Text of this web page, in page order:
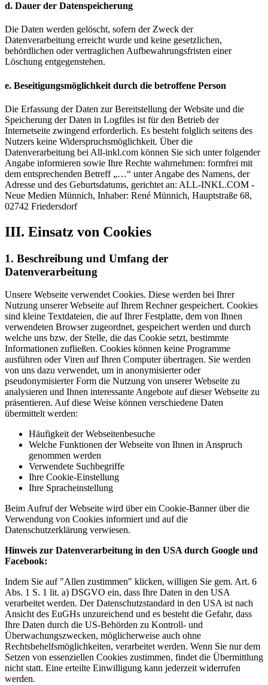
d. Dauer der Datenspeicherung
Die Daten werden gelöscht, sofern der Zweck der
Datenverarbeitung erreicht wurde und keine gesetzlichen,
behördlichen oder vertraglichen Aufbewahrungsfristen einer
Löschung entgegenstehen.
e. Beseitigungsmöglichkeit durch die betroffene Person
Die Erfassung der Daten zur Bereitstellung der Website und die
Speicherung der Daten in Logfiles ist für den Betrieb der
Internetseite zwingend erforderlich. Es besteht folglich seitens des
Nutzers keine Widerspruchsmöglichkeit. Über die
Datenverarbeitung bei All-inkl.com können Sie sich unter folgender
Angabe informieren sowie Ihre Rechte wahrnehmen: formfrei mit
dem entsprechenden Betreff „…“ unter Angabe des Namens, der
Adresse und des Geburtsdatums, gerichtet an: ALL-INKL.COM -
Neue Medien Münnich, Inhaber: René Münnich, Hauptstraße 68,
02742 Friedersdorf
III. Einsatz von Cookies
1. Beschreibung und Umfang der
Datenverarbeitung
Unsere Webseite verwendet Cookies. Diese werden bei Ihrer
Nutzung unserer Webseite auf Ihrem Rechner gespeichert. Cookies
sind kleine Textdateien, die auf Ihrer Festplatte, dem von Ihnen
verwendeten Browser zugeordnet, gespeichert werden und durch
welche uns bzw. der Stelle, die das Cookie setzt, bestimmte
Informationen zufließen. Cookies können keine Programme
ausführen oder Viren auf Ihren Computer übertragen. Sie werden
von uns dazu verwendet, um in anonymisierter oder
pseudonymisierter Form die Nutzung von unserer Webseite zu
analysieren und Ihnen interessante Angebote auf dieser Webseite zu
präsentieren. Auf diese Weise können verschiedene Daten
übermittelt werden:
Häufigkeit der Webseitenbesuche
Welche Funktionen der Webseite von Ihnen in Anspruch
genommen werden
Verwendete Suchbegriffe
Ihre Cookie-Einstellung
Ihre Spracheinstellung
Beim Aufruf der Webseite wird über ein Cookie-Banner über die
Verwendung von Cookies informiert und auf die
Datenschutzerklärung verwiesen.
Hinweis zur Datenverarbeitung in den USA durch Google und
Facebook:
Indem Sie auf "Allen zustimmen" klicken, willigen Sie gem. Art. 6
Abs. 1 S. 1 lit. a) DSGVO ein, dass Ihre Daten in den USA
verarbeitet werden. Der Datenschutzstandard in den USA ist nach
Ansicht des EuGHs unzureichend und es besteht die Gefahr, dass
Ihre Daten durch die US-Behörden zu Kontroll- und
Überwachungszwecken, möglicherweise auch ohne
Rechtsbehelfsmöglichkeiten, verarbeitet werden. Wenn Sie nur dem
Setzen von essenziellen Cookies zustimmen, findet die Übermittlung
nicht statt. Eine erteilte Einwilligung kann jederzeit widerrufen
werden.